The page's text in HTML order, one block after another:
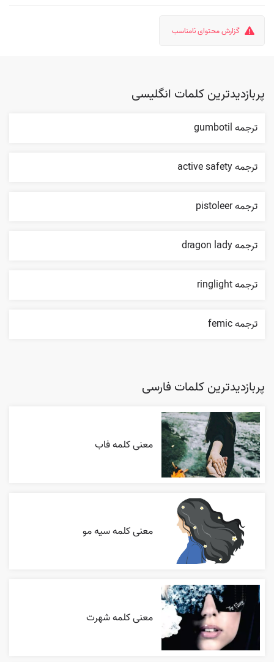
گزارش محتوای نامناسب
پربازدیدترین کلمات انگلیسی
ترجمه gumbotil
ترجمه active safety
ترجمه pistoleer
ترجمه dragon lady
ترجمه ringlight
ترجمه femic
پربازدیدترین کلمات فارسی
معنی کلمه فاب
معنی کلمه سیه مو
معنی کلمه شهرت